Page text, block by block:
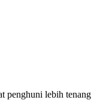
penghuni lebih tenang